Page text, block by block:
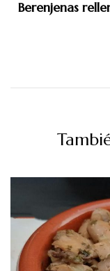
Berenjenas